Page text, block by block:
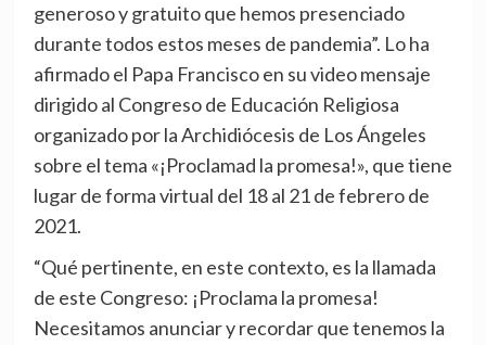
generoso y gratuito que hemos presenciado
durante todos estos meses de pandemia”. Lo ha
afirmado el Papa Francisco en su video mensaje
dirigido al Congreso de Educación Religiosa
organizado por la Archidiócesis de Los Ángeles
sobre el tema «¡Proclamad la promesa!», que tiene
lugar de forma virtual del 18 al 21 de febrero de
2021.
“Qué pertinente, en este contexto, es la llamada
de este Congreso: ¡Proclama la promesa!
Necesitamos anunciar y recordar que tenemos la